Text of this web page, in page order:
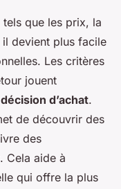
tels que les prix, la
devient plus facile
Les critères
jouent
décision d’achat.
de découvrir des
des
Cela aide à
qui offre la plus